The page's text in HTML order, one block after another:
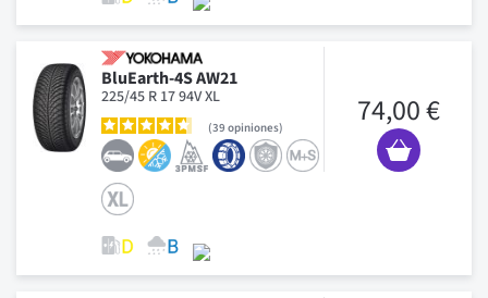
BluEarth-4S AW21
225/45 R 17 94V XL
39 opiniones 74,00 €